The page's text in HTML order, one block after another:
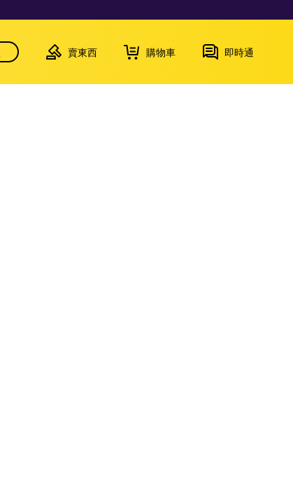
賣東西 購物車 即時通